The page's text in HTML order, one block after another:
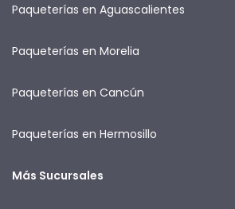
Paqueterías en Aguascalientes
Paqueterías en Morelia
Paqueterías en Cancún
Paqueterías en Hermosillo
Más Sucursales